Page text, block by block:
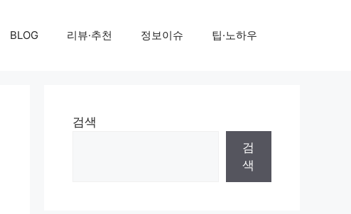
BLOG 리뷰·추천 정보이슈 팁·노하우
검색
검
색